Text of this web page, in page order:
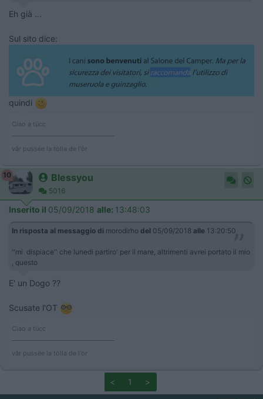
Eh già ...
Sul sito dice:
quindi
Ciao a tücc
vâr pussée la tòlla de l'òr
10 Blessyou
5016
Inserito il 05/09/2018 alle: 13:48:03
In risposta al messaggio di morodirho del 05/09/2018 alle 13:20:50
''mi dispiace'' che lunedi partiro' per il mare, altrimenti avrei portato il mio
, questo
E' un Dogo ??
Scusate l'OT
Ciao a tücc
vâr pussée la tòlla de l'òr
< 1 >